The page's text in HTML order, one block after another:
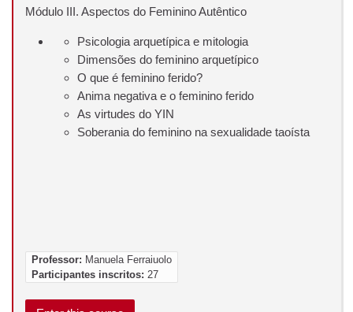
Módulo III. Aspectos do Feminino Autêntico
Psicologia arquetípica e mitologia
Dimensões do feminino arquetípico
O que é feminino ferido?
Anima negativa e o feminino ferido
As virtudes do YIN
Soberania do feminino na sexualidade taoísta
Professor: Manuela Ferraiuolo
Participantes inscritos: 27